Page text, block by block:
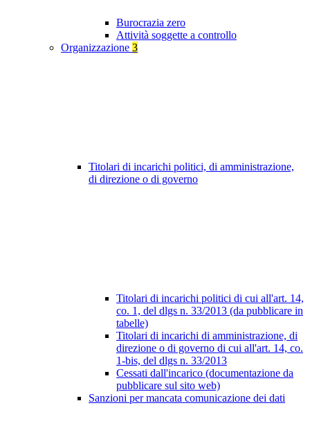
Burocrazia zero
Attività soggette a controllo
Organizzazione 3
Titolari di incarichi politici, di amministrazione,
di direzione o di governo
Titolari di incarichi politici di cui all'art. 14,
co. 1, del dlgs n. 33/2013 (da pubblicare in
tabelle)
Titolari di incarichi di amministrazione, di
direzione o di governo di cui all'art. 14, co.
1-bis, del dlgs n. 33/2013
Cessati dall'incarico (documentazione da
pubblicare sul sito web)
Sanzioni per mancata comunicazione dei dati